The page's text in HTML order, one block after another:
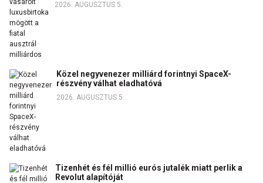
2026. AUGUSZTUS 5.
Közel negyvenezer milliárd forintnyi SpaceX-
részvény válhat eladhatóvá
2026. AUGUSZTUS 5.
Tizenhét és fél millió eurós jutalék miatt perlik a
Revolut alapítóját